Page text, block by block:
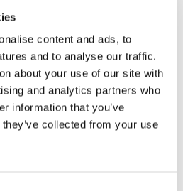
content and ads, to
and to analyse our traffic.
about your use of our site with
and analytics partners who
information that you’ve
collected from your use